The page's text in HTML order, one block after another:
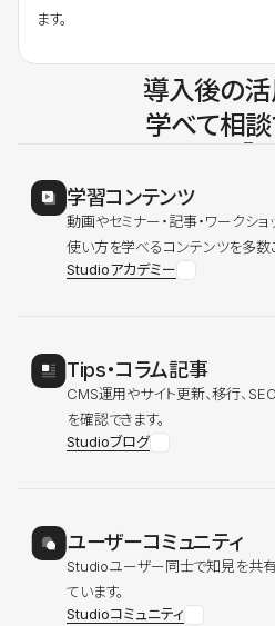
ます。
導入後の活
学べて相談
学習コンテンツ
動画やセミナー・記事・ワークショ
使い方を学べるコンテンツを多数
Studioアカデミー
Tips・コラム記事
CMS運用やサイト更新、移行、
を確認できます。
Studioブログ
ユーザーコミュニティ
Studioユーザー同士で知見を共有
ています。
Studioコミュニティ